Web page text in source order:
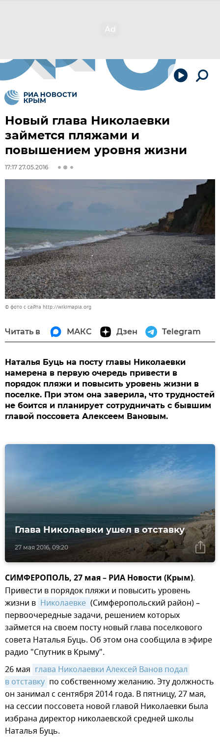
Новый глава Николаевки
займется пляжами и
повышением уровня жизни
17:17 27.05.2016
© фото с сайта http://wikimapia.org
Читать в МАКС Дзен Telegram
Наталья Буць на посту главы Николаевки
намерена в первую очередь привести в
порядок пляжи и повысить уровень жизни в
поселке. При этом она заверила, что трудностей
не боится и планирует сотрудничать с бывшим
главой поссовета Алексеем Вановым.
27 мая 2016, 09:20
Глава Николаевки ушел в отставку
СИМФЕРОПОЛЬ, 27 мая – РИА Новости (Крым).
Привести в порядок пляжи и повысить уровень
жизни в Николаевке (Симферопольский район) –
первоочередные задачи, решением которых
займется на своем посту новый глава поселкового
совета Наталья Буць. Об этом она сообщила в эфире
радио "Спутник в Крыму".
26 мая глава Николаевки Алексей Ванов подал
в отставку по собственному желанию. Эту должность
он занимал с сентября 2014 года. В пятницу, 27 мая,
на сессии поссовета новой главой Николаевки была
избрана директор николаевской средней школы
Наталья Буць.